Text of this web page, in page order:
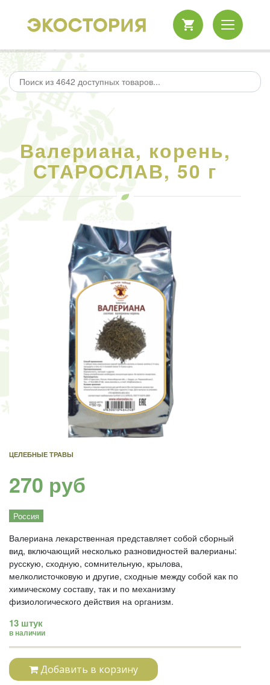
Валериана, корень,
СТАРОСЛАВ, 50 г
ЦЕЛЕБНЫЕ ТРАВЫ
270 руб
Россия
Валериана лекарственная представляет собой сборный
вид, включающий несколько разновидностей валерианы:
русскую, сходную, сомнительную, крылова,
мелколисточковую и другие, сходные между собой как по
химическому составу, так и по механизму
физиологического действия на организм.
13 штук
в наличии
Добавить в корзину